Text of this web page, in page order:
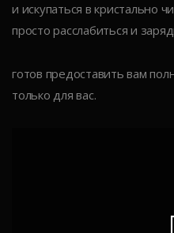
и искупаться в кристально
просто расслабиться и
готов предоставить вам
только для вас.